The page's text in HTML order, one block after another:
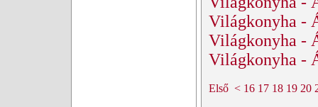
Világkonyha -
Világkonyha -
Világkonyha -
Első < 16 17 18 19 20